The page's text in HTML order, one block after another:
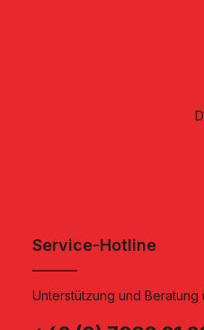
Service-Hotline
Unterstützung und Beratung